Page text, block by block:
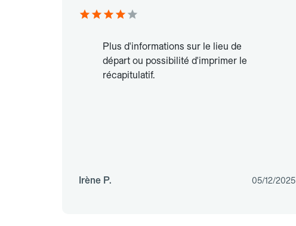
Plus d'informations sur le lieu de
départ ou possibilité d'imprimer le
récapitulatif.
Irène P. 05/12/2025